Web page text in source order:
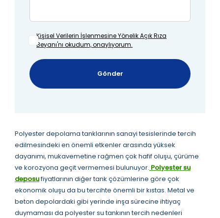
Kişisel Verilerin İşlenmesineYönelik Açık Rıza
Beyanı'nı okudum, onaylıyorum.
Gönder
Polyester depolama tanklarının sanayi tesislerinde tercih
edilmesindeki en önemli etkenler arasında yüksek
dayanımı, mukavemetine rağmen çok hafif oluşu, çürüme
ve korozyona geçit vermemesi bulunuyor. Polyester su
deposufiyatlarının diğer tank çözümlerine göre çok
ekonomik oluşu da bu tercihte önemli bir kıstas. Metal ve
beton depolardaki gibi yerinde inşa sürecine ihtiyaç
duymaması da polyester su tankının tercih nedenleri